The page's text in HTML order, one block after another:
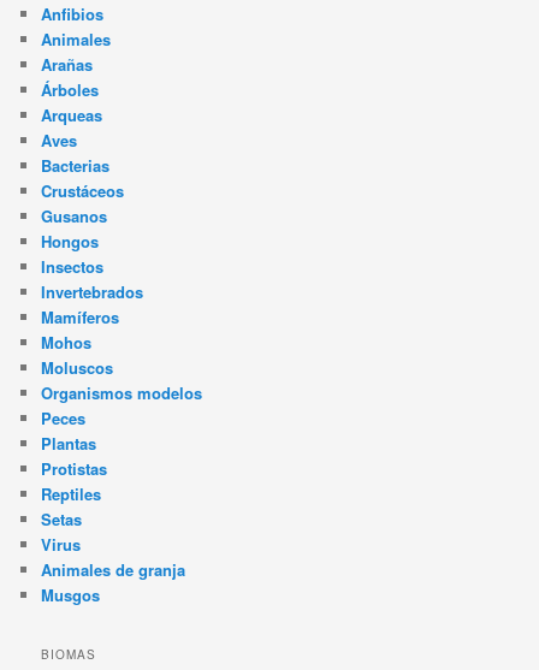
Anfibios
Animales
Arañas
Árboles
Arqueas
Aves
Bacterias
Crustáceos
Gusanos
Hongos
Insectos
Invertebrados
Mamíferos
Mohos
Moluscos
Organismos modelos
Peces
Plantas
Protistas
Reptiles
Setas
Virus
Animales de granja
Musgos
BIOMAS